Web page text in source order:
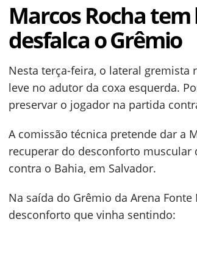
Marcos Rocha
desfalca o Grêmio
Nesta terça-feira, o lateral gremista
leve no adutor da coxa esquerda.
preservar o jogador na partida
A comissão técnica pretende dar a
recuperar do desconforto
contra o Bahia, em Salvador.
Na saída do Grêmio da Arena
desconforto que vinha sentindo: